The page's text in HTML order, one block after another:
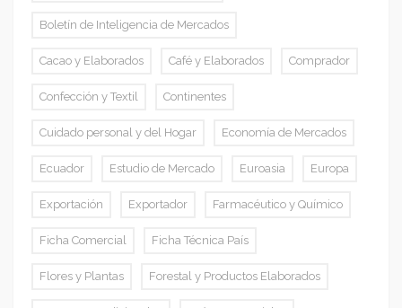
Boletín de Inteligencia de Mercados
Cacao y Elaborados Café y Elaborados Comprador
Confección y Textil Continentes
Cuidado personal y del Hogar Economía de Mercados
Ecuador Estudio de Mercado Euroasia Europa
Exportación Exportador Farmacéutico y Químico
Ficha Comercial Ficha Técnica País
Flores y Plantas Forestal y Productos Elaborados